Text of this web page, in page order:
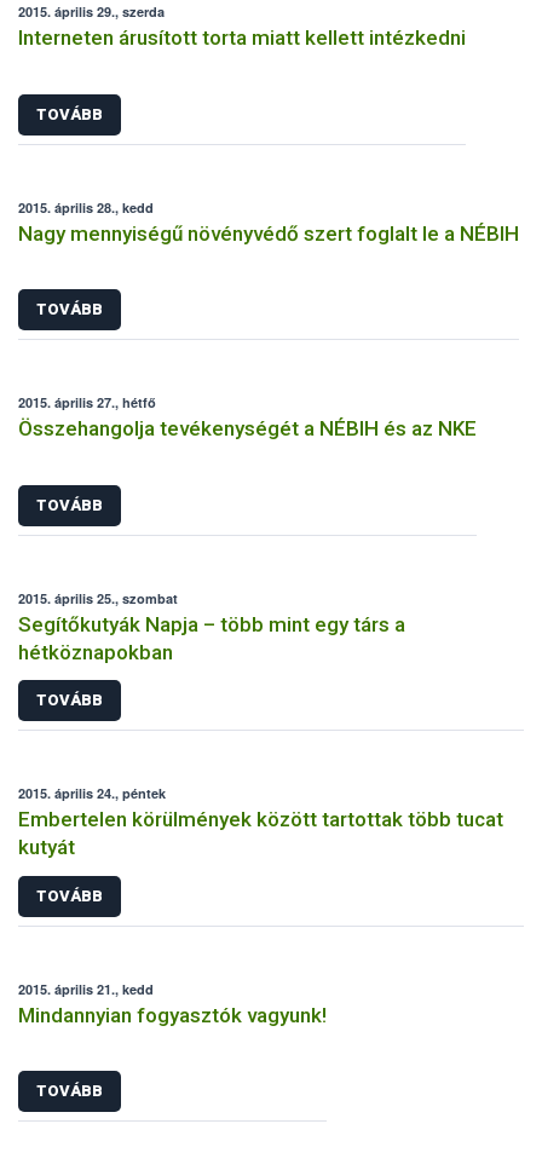
2015. április 29., szerda
Interneten árusított torta miatt kellett intézkedni
TOVÁBB
2015. április 28., kedd
Nagy mennyiségű növényvédő szert foglalt le a NÉBIH
TOVÁBB
2015. április 27., hétfő
Összehangolja tevékenységét a NÉBIH és az NKE
TOVÁBB
2015. április 25., szombat
Segítőkutyák Napja – több mint egy társ a
hétköznapokban
TOVÁBB
2015. április 24., péntek
Embertelen körülmények között tartottak több tucat
kutyát
TOVÁBB
2015. április 21., kedd
Mindannyian fogyasztók vagyunk!
TOVÁBB